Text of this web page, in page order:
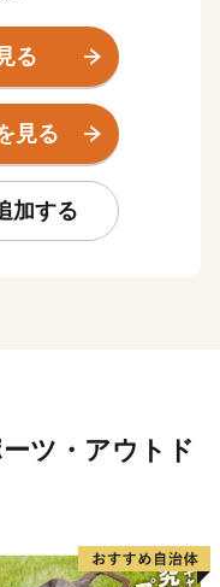
さと」づくりを進め
、癒しの場を提供で
、皆様の温かいご支
る
見る
加する
ツ・アウトド